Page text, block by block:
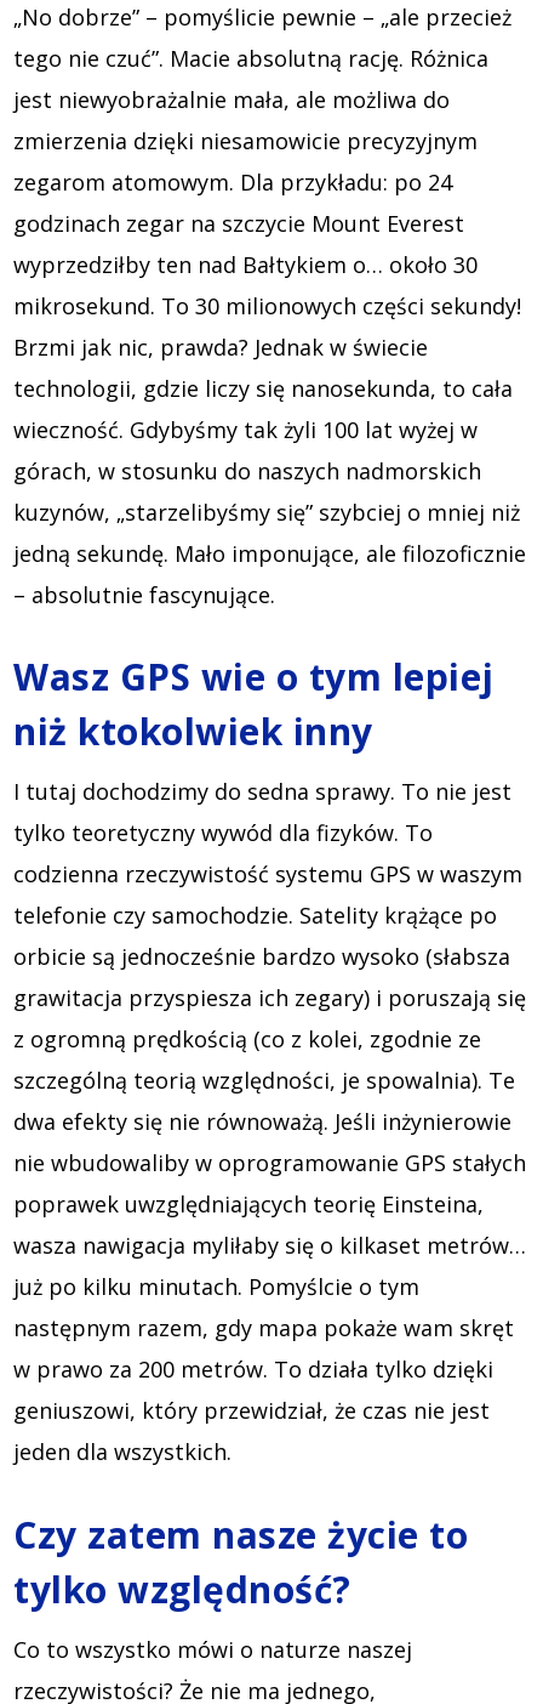
„No dobrze” – pomyślicie pewnie – „ale przecież
tego nie czuć”. Macie absolutną rację. Różnica
jest niewyobrażalnie mała, ale możliwa do
zmierzenia dzięki niesamowicie precyzyjnym
zegarom atomowym. Dla przykładu: po 24
godzinach zegar na szczycie Mount Everest
wyprzedziłby ten nad Bałtykiem o… około 30
mikrosekund. To 30 milionowych części sekundy!
Brzmi jak nic, prawda? Jednak w świecie
technologii, gdzie liczy się nanosekunda, to cała
wieczność. Gdybyśmy tak żyli 100 lat wyżej w
górach, w stosunku do naszych nadmorskich
kuzynów, „starzelibyśmy się” szybciej o mniej niż
jedną sekundę. Mało imponujące, ale filozoficznie
– absolutnie fascynujące.
Wasz GPS wie o tym lepiej
niż ktokolwiek inny
I tutaj dochodzimy do sedna sprawy. To nie jest
tylko teoretyczny wywód dla fizyków. To
codzienna rzeczywistość systemu GPS w waszym
telefonie czy samochodzie. Satelity krążące po
orbicie są jednocześnie bardzo wysoko (słabsza
grawitacja przyspiesza ich zegary) i poruszają się
z ogromną prędkością (co z kolei, zgodnie ze
szczególną teorią względności, je spowalnia). Te
dwa efekty się nie równoważą. Jeśli inżynierowie
nie wbudowaliby w oprogramowanie GPS stałych
poprawek uwzględniających teorię Einsteina,
wasza nawigacja myliłaby się o kilkaset metrów…
już po kilku minutach. Pomyślcie o tym
następnym razem, gdy mapa pokaże wam skręt
w prawo za 200 metrów. To działa tylko dzięki
geniuszowi, który przewidział, że czas nie jest
jeden dla wszystkich.
Czy zatem nasze życie to
tylko względność?
Co to wszystko mówi o naturze naszej
rzeczywistości? Że nie ma jednego,